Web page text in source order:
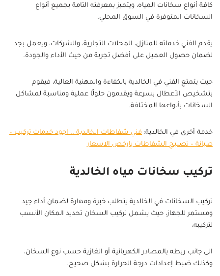
كافة أنواع سخانات المياه، ويتميز بمعرفته التامة بجميع أنواع
السخانات المتوفرة في السوق المحلي.
يقدم الفني خدماته للمنازل، المحلات التجارية، والشركات، ويعمل بجد
لضمان حصول العميل على أفضل تجربة من حيث الأداء والجودة.
حيث يتمتع الفني في الخالدية بالكفاءة والمهنية العالية، فيقوم
بتشخيص الأعطال بسرعة ويقدمون حلولًا عملية ومناسبة لمشاكل
السخانات بأنواعها المختلفة.
خدمة أخرى في الخالدية: فني شفاطات الخالدية .. اجود خدمات تركيب –
صيانة – تصليح الشفاطات بارخص الاسعار
تركيب سخانات مياه الخالدية
تركيب السخانات في الخالدية يتطلب خبرة ومهارة لضمان أداء جيد
ومستمر للجهاز، حيث يشمل تركيب السخان تحديد المكان الأنسب
لتركيبه،
الى جانب ربطه بالمصادر الكهربائية أو الغازية حسب نوع السخان،
وكذلك ضبط إعدادات درجة الحرارة بشكل صحيح.